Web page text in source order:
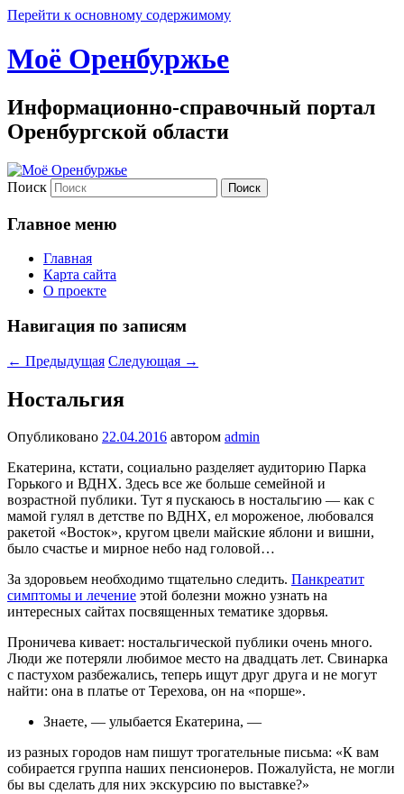
Перейти к основному содержимому
Моё Оренбуржье
Информационно-справочный портал
Оренбургской области
Поиск
Главное меню
Главная
Карта сайта
О проекте
Навигация по записям
← Предыдущая Следующая →
Ностальгия
Опубликовано 22.04.2016 автором admin
Екатерина, кстати, социально раз­деляет аудиторию Парка
Горько­го и ВДНХ. Здесь все же больше семейной и
возрастной публики. Тут я пускаюсь в ностальгию — как с
ма­мой гулял в детстве по ВДНХ, ел мороже­ное, любовался
ракетой «Восток», кругом цвели майские яблони и вишни,
было сча­стье и мирное небо над головой…
За здоровьем необходимо тщательно следить. Панкреатит
симптомы и лечение этой болезни можно узнать на
интересных сайтах посвященных тематике здорвья.
Проничева кивает: ностальгической публики очень много.
Люди же потеряли любимое место на двадцать лет. Свинарка
с пастухом разбежались, теперь ищут друг друга и не могут
найти: она в платье от Те­рехова, он на «порше».
Знаете, — улыбается Екатерина, —
из разных городов нам пишут трогательные письма: «К вам
собирается группа наших пенсионеров. Пожалуйста, не могли
бы вы сделать для них экскурсию по выставке?»